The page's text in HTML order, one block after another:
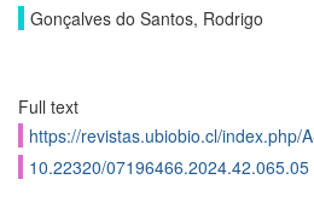
Gonçalves do Santos, Rodrigo
Full text
https://revistas.ubiobio.cl/index.php/
10.22320/07196466.2024.42.065.05